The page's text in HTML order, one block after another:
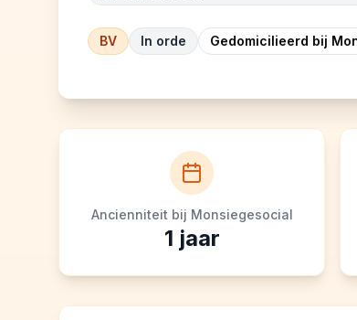
BV In orde Gedomicilieerd bij
Ancienniteit bij Monsiegesocial
1 jaar